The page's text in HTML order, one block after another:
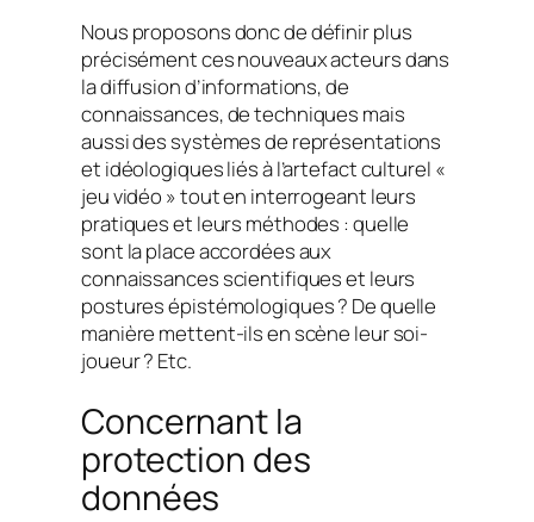
Nous proposons donc de définir plus
précisément ces nouveaux acteurs dans
la diffusion d’informations, de
connaissances, de techniques mais
aussi des systèmes de représentations
et idéologiques liés à l’artefact culturel «
jeu vidéo » tout en interrogeant leurs
pratiques et leurs méthodes : quelle
sont la place accordées aux
connaissances scientifiques et leurs
postures épistémologiques ? De quelle
manière mettent-ils en scène leur soi-
joueur ? Etc.
Concernant la
protection des
données